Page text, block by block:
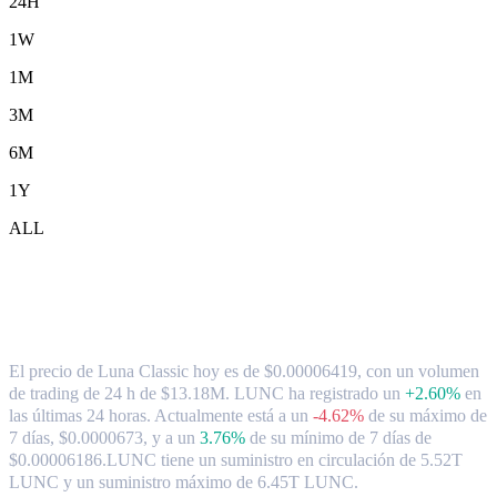
1W
1M
3M
6M
1Y
ALL
El precio de Luna Classic hoy es de $0.00006419, con un volumen
de trading de 24 h de $13.18M. LUNC ha registrado un +2.60% en
las últimas 24 horas. Actualmente está a un -4.62% de su máximo de
7 días, $0.0000673, y a un 3.76% de su mínimo de 7 días de
$0.00006186.LUNC tiene un suministro en circulación de 5.52T
LUNC y un suministro máximo de 6.45T LUNC.